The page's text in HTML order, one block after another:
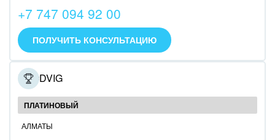
IT, Интернет
Консалтинговые и управленческие услуги
Культурные события, спорт, шоу-бизнес
Логистика
Мебель, лес, деревообработка
+7 747 094 92 00
ПОЛУЧИТЬ КОНСУЛЬТАЦИЮ
PRODVIG
ПЛАТИНОВЫЙ
АЛМАТЫ